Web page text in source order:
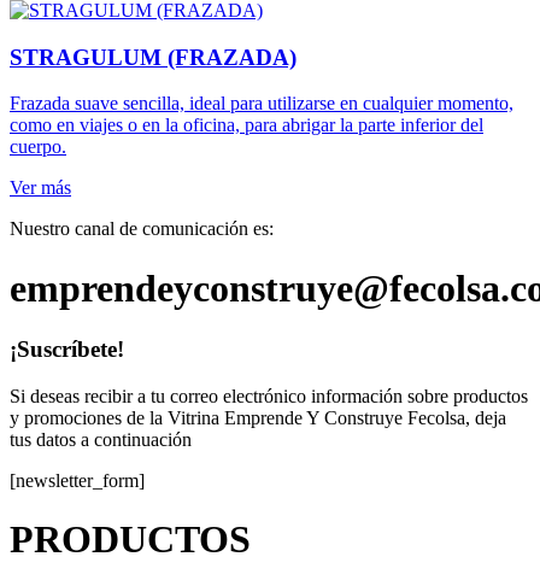
STRAGULUM (FRAZADA)
Frazada suave sencilla, ideal para utilizarse en cualquier momento,
como en viajes o en la oficina, para abrigar la parte inferior del
cuerpo.
Ver más
Nuestro canal de comunicación es:
¡Suscríbete!
Si deseas recibir a tu correo electrónico información sobre productos
y promociones de la Vitrina Emprende Y Construye Fecolsa, deja
tus datos a continuación
[newsletter_form]
PRODUCTOS